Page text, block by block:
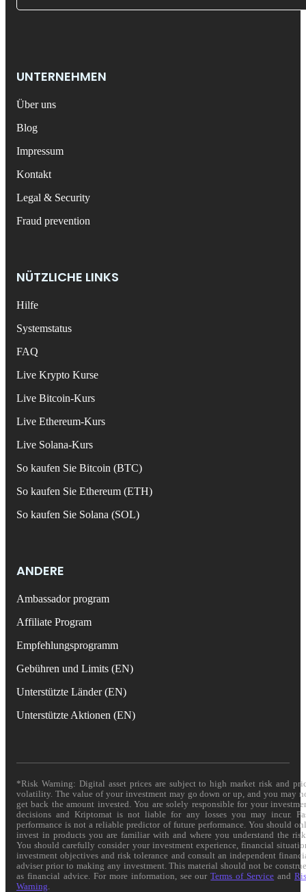
UNTERNEHMEN
Über uns
Blog
Impressum
Kontakt
Legal & Security
Fraud prevention
NÜTZLICHE LINKS
Hilfe
Systemstatus
FAQ
Live Krypto Kurse
Live Bitcoin-Kurs
Live Ethereum-Kurs
Live Solana-Kurs
So kaufen Sie Bitcoin (BTC)
So kaufen Sie Ethereum (ETH)
So kaufen Sie Solana (SOL)
ANDERE
Ambassador program
Affiliate Program
Empfehlungsprogramm
Gebühren und Limits (EN)
Unterstützte Länder (EN)
Unterstützte Aktionen (EN)
*Risk Warning: Digital asset prices are subject to high market risk and
volatility. The value of your investment may go down or up, and you may
get back the amount invested. You are solely responsible for your
decisions and Kriptomat is not liable for any losses you may incur.
performance is not a reliable predictor of future performance. You should
invest in products you are familiar with and where you understand the
You should carefully consider your investment experience, financial
investment objectives and risk tolerance and consult an independent
adviser prior to making any investment. This material should not be
as financial advice. For more information, see ourTerms of Service and
Warning